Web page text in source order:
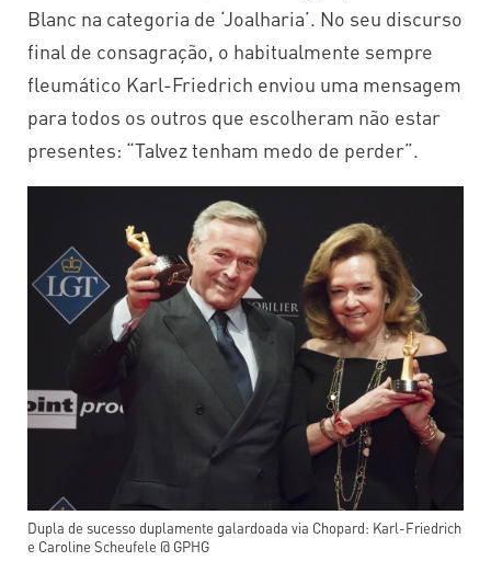
Blanc na categoria de ‘Joalharia’. No seu discurso
final de consagração, o habitualmente sempre
fleumático Karl-Friedrich enviou uma mensagem
para todos os outros que escolheram não estar
presentes: “Talvez tenham medo de perder”.
Dupla de sucesso duplamente galardoada via Chopard: Karl-Friedrich
e Caroline Scheufele @ GPHG